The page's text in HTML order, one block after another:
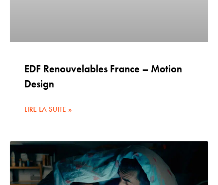
EDF Renouvelables France – Motion
Design
LIRE LA SUITE »